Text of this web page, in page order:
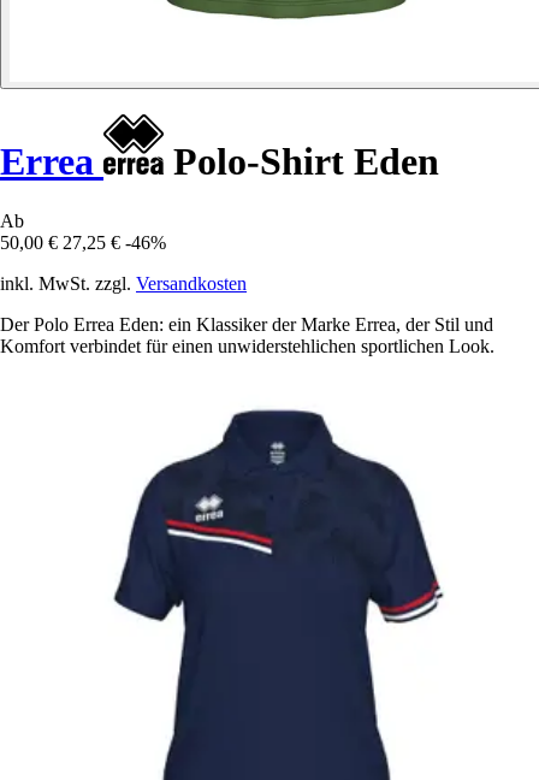
Errea Polo-Shirt Eden
Ab
50,00 € 27,25 € -46%
inkl. MwSt. zzgl. Versandkosten
Der Polo Errea Eden: ein Klassiker der Marke Errea, der Stil und
Komfort verbindet für einen unwiderstehlichen sportlichen Look.